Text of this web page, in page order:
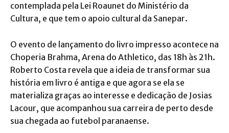
contemplada pela Lei Roaunet do Ministério da
Cultura, e que tem o apoio cultural da Sanepar.
O evento de lançamento do livro impresso acontece na
Choperia Brahma, Arena do Athletico, das 18h às 21h.
Roberto Costa revela que a ideia de transformar sua
história em livro é antiga e que agora se ela se
materializa graças ao interesse e dedicação de Josias
Lacour, que acompanhou sua carreira de perto desde
sua chegada ao futebol paranaense.